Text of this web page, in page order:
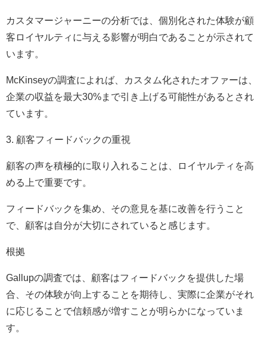
カスタマージャーニーの分析では、個別化された体験が顧
客ロイヤルティに与える影響が明白であることが示されて
います。
McKinseyの調査によれば、カスタム化されたオファーは、
企業の収益を最大30%まで引き上げる可能性があるとされ
ています。
3. 顧客フィードバックの重視
顧客の声を積極的に取り入れることは、ロイヤルティを高
める上で重要です。
フィードバックを集め、その意見を基に改善を行うこと
で、顧客は自分が大切にされていると感じます。
根拠
Gallupの調査では、顧客はフィードバックを提供した場
合、その体験が向上することを期待し、実際に企業がそれ
に応じることで信頼感が増すことが明らかになっていま
す。